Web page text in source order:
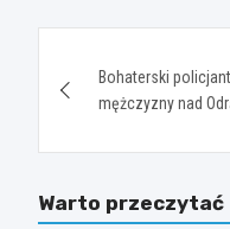
wpisu
Bohaterski
mężczyzny nad
Warto przeczytać